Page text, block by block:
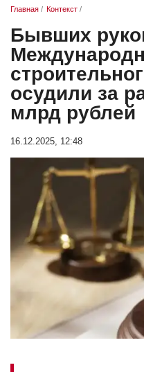
Главная / Контекст /
Бывших
осудили за
млрд рублей
16.12.2025, 12:48